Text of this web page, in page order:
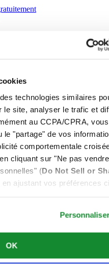
technologies similaires
le site, analyser le trafic et
au CCPA/CPRA,
le "partage" de vos
comportementale
cliquant sur "Ne pas
(Do Not Sell or
en ajustant vos préférences
OK
exclusives